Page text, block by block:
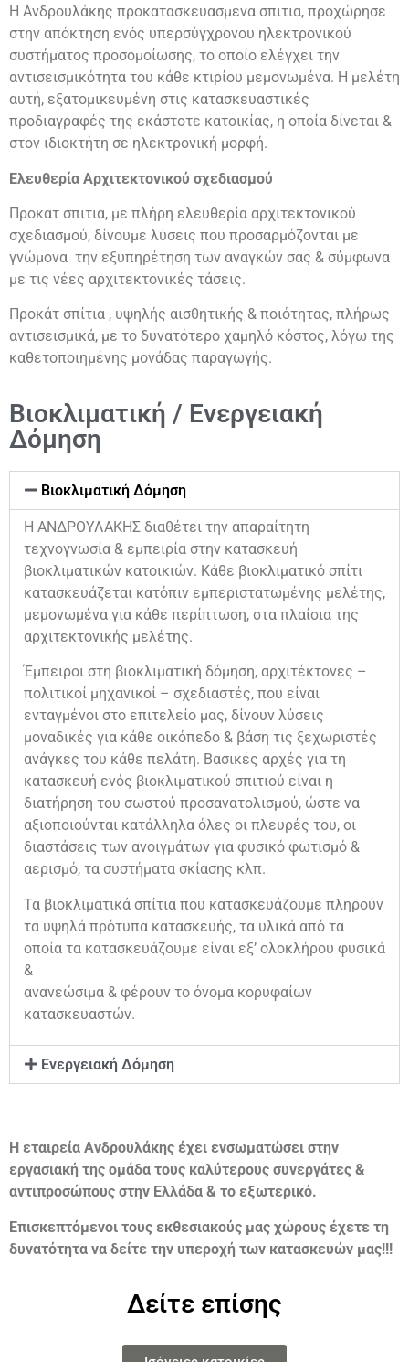
Η Ανδρουλάκης προκατασκευασμενα σπιτια, προχώρησε
στην απόκτηση ενός υπερσύγχρονου ηλεκτρονικού
συστήματος προσομοίωσης, το οποίο ελέγχει την
αντισεισμικότητα του κάθε κτιρίου μεμονωμένα. Η μελέτη
αυτή, εξατομικευμένη στις κατασκευαστικές
προδιαγραφές της εκάστοτε κατοικίας, η οποία δίνεται &
στον ιδιοκτήτη σε ηλεκτρονική μορφή.
Ελευθερία Αρχιτεκτονικού σχεδιασμού
Προκατ σπιτια, με πλήρη ελευθερία αρχιτεκτονικού
σχεδιασμού, δίνουμε λύσεις που προσαρμόζονται με
γνώμονα την εξυπηρέτηση των αναγκών σας & σύμφωνα
με τις νέες αρχιτεκτονικές τάσεις.
Προκάτ σπίτια , υψηλής αισθητικής & ποιότητας, πλήρως
αντισεισμικά, με το δυνατότερο χαμηλό κόστος, λόγω της
καθετοποιημένης μονάδας παραγωγής.
Βιοκλιματική / Ενεργειακή
Δόμηση
Βιοκλιματική Δόμηση
Η ΑΝΔΡΟΥΛΑΚΗΣ διαθέτει την απαραίτητη
τεχνογνωσία & εμπειρία στην κατασκευή
βιοκλιματικών κατοικιών. Κάθε βιοκλιματικό σπίτι
κατασκευάζεται κατόπιν εμπεριστατωμένης μελέτης,
μεμονωμένα για κάθε περίπτωση, στα πλαίσια της
αρχιτεκτονικής μελέτης.
Έμπειροι στη βιοκλιματική δόμηση, αρχιτέκτονες –
πολιτικοί μηχανικοί – σχεδιαστές, που είναι
ενταγμένοι στο επιτελείο μας, δίνουν λύσεις
μοναδικές για κάθε οικόπεδο & βάση τις ξεχωριστές
ανάγκες του κάθε πελάτη. Βασικές αρχές για τη
κατασκευή ενός βιοκλιματικού σπιτιού είναι η
διατήρηση του σωστού προσανατολισμού, ώστε να
αξιοποιούνται κατάλληλα όλες οι πλευρές του, οι
διαστάσεις των ανοιγμάτων για φυσικό φωτισμό &
αερισμό, τα συστήματα σκίασης κλπ.
Τα βιοκλιματικά σπίτια που κατασκευάζουμε πληρούν
τα υψηλά πρότυπα κατασκευής, τα υλικά από τα
οποία τα κατασκευάζουμε είναι εξ’ ολοκλήρου φυσικά
&
ανανεώσιμα & φέρουν το όνομα κορυφαίων
κατασκευαστών.
Ενεργειακή Δόμηση
Η εταιρεία Ανδρουλάκης έχει ενσωματώσει στην
εργασιακή της ομάδα τους καλύτερους συνεργάτες &
αντιπροσώπους στην Ελλάδα & το εξωτερικό.
Επισκεπτόμενοι τους εκθεσιακούς μας χώρους έχετε τη
δυνατότητα να δείτε την υπεροχή των κατασκευών μας!!!
Δείτε επίσης